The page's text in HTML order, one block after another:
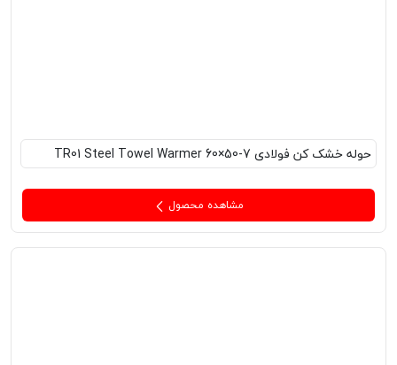
حوله خشک کن فولادی TR01 Steel Towel Warmer 60×50-7
مشاهده محصول